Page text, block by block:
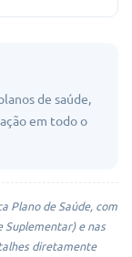
de saúde,
em todo o
Plano de Saúde, com
Suplementar) e nas
diretamente